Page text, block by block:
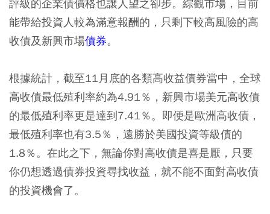
評級的企業債價格也讓人望之卻步。綜觀市場，目前
能帶給投資人較為滿意報酬的，只剩下較高風險的高
收債及新興市場債券。
根據統計，截至11月底的各類高收益債券當中，全球
高收債最低殖利率約為4.91％，新興市場美元高收債
的最低殖利率更是達到7.41％。即便是歐洲高收債，
最低殖利率也有3.5％，遠勝於美國投資等級債的
1.8％。在此之下，無論你對高收債是喜是厭，只要
你仍想透過債券投資尋找收益，就不能不面對高收債
的投資機會了。